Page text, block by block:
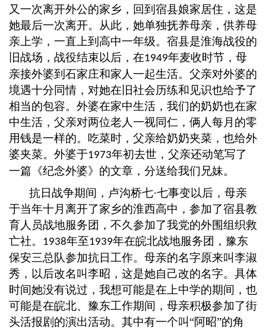
又一次离开外公的家乡，回到宿县娘家居住，这是
她最后一次离开。从此，她单独抚养母亲，供养母
亲上学，一直上到高中一年级。宿县是淮海战役的
旧战场，战役结束以后，在1949年麦收时节，母
亲接外婆到石家庄和家人一起生活。父亲对外婆的
境遇十分同情，对她在旧社会历练和见识也给予了
相当的包容。外婆在家中生活，我们的奶奶也在家
中生活，父亲对两位老人一视同仁，俩人每月的零
用钱是一样的。吃菜时，父亲给奶奶夹菜，也给外
婆夹菜。外婆于1973年初去世，父亲还动笔写了
一篇《纪念外婆》的文章，分送给我们兄妹。
抗日战争期间，卢沟桥七·七事变以后，母亲
于当年十月离开了家乡的淮西高中，参加了宿县教
育人员战地服务团，不久参加了我党的外围组织救
亡社。
1938年至1939年在皖北战地服务团，豫东
保安三总队参加抗日工作。母亲的名字原来叫李淑
秀，以后改名叫李昭，这是她自己改的名字。具体
时间她没有说过，我想可能是在上中学的期间，也
可能是在皖北、豫东工作期间，母亲积极参加了街
头活报剧的演出活动。其中有一个叫 “阿昭”的角